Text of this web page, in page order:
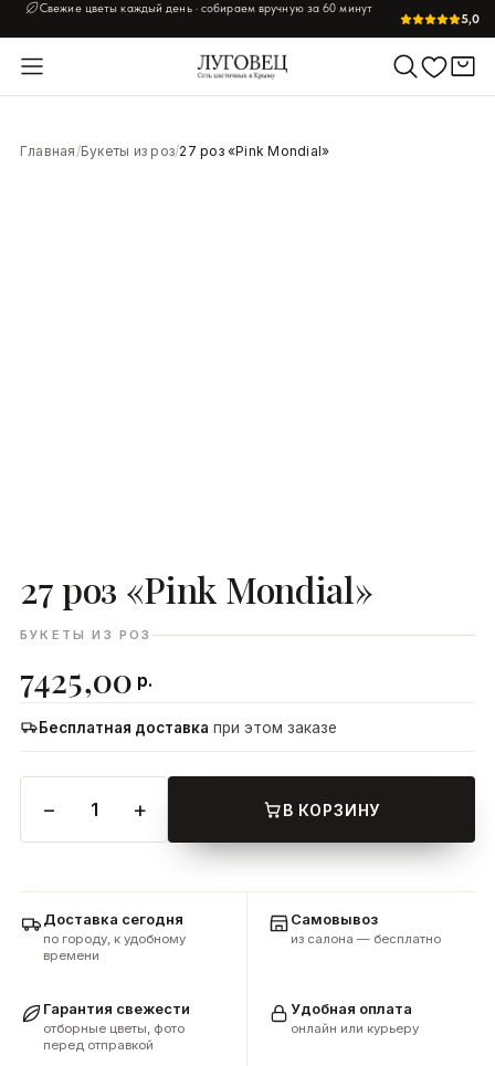
Свежие цветы каждый день · собираем вручную за 60 минут
5,0
Главная/Букеты из роз/27 роз «Pink Mondial»
27 роз «Pink Mondial»
БУКЕТЫ ИЗ РОЗ
7425,00 р.
Бесплатная доставка при этом заказе
− 1 + В КОРЗИНУ
ДОБАВИТЬ
В КОРЗИНУ
Доставка сегодня
по городу, к удобному
времени
Самовывоз
из салона — бесплатно
Гарантия свежести
отборные цветы, фото
перед отправкой
Удобная оплата
онлайн или курьеру